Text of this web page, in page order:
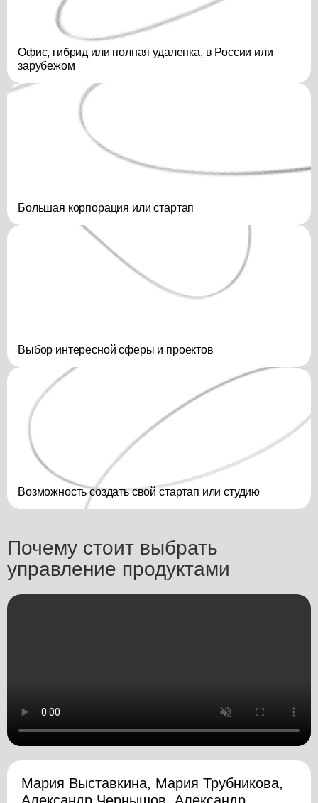
Офис, гибрид или полная удаленка, в России или
зарубежом
Большая корпорация или стартап
Выбор интересной сферы и проектов
Возможность создать свой стартап или студию
Почему стоит выбрать
управление продуктами
Мария Выставкина, Мария Трубникова,